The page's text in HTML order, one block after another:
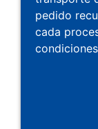
pedido
cada